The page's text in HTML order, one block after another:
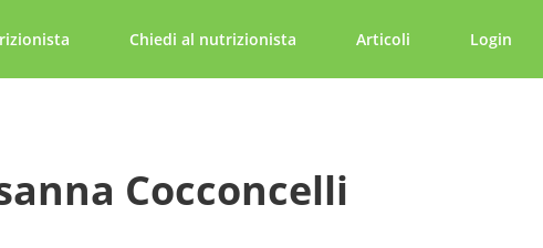
Chiedi al nutrizionista Articoli Login
Cocconcelli